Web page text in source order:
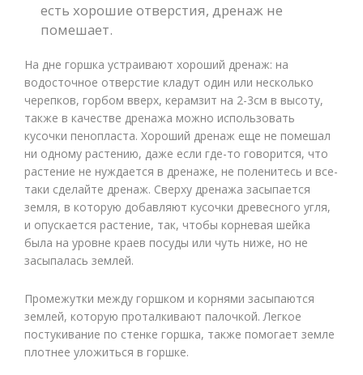
есть хорошие отверстия, дренаж не
помешает.
На дне горшка устраивают хороший дренаж: на
водосточное отверстие кладут один или несколько
черепков, горбом вверх, керамзит на 2-3см в высоту,
также в качестве дренажа можно использовать
кусочки пенопласта. Хороший дренаж еще не помешал
ни одному растению, даже если где-то говорится, что
растение не нуждается в дренаже, не поленитесь и все-
таки сделайте дренаж. Сверху дренажа засыпается
земля, в которую добавляют кусочки древесного угля,
и опускается растение, так, чтобы корневая шейка
была на уровне краев посуды или чуть ниже, но не
засыпалась землей.
Промежутки между горшком и корнями засыпаются
землей, которую проталкивают палочкой. Легкое
постукивание по стенке горшка, также помогает земле
плотнее уложиться в горшке.